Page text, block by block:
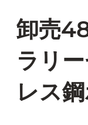
卸売
ラリ
レス